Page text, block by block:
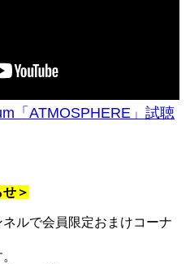
「ATMOSPHERE」試聴
＞
ルで会員限定おまけコーナ